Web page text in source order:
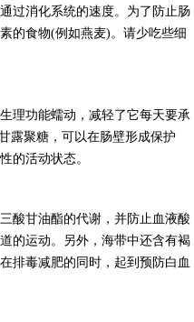
消化系统的速度。为了防止肠
的食物(例如燕麦)。请少吃些细
功能蠕动，减轻了它每天要承
露聚糖，可以在肠壁形成保护
的活动状态。
甘油酯的代谢，并防止血液酸
的运动。另外，海带中还含有褐
排毒减肥的同时，起到预防白血